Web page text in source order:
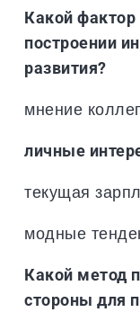
Какой
построении
развития?
мнение коллег
личные
текущая
модные
Какой метод
стороны для